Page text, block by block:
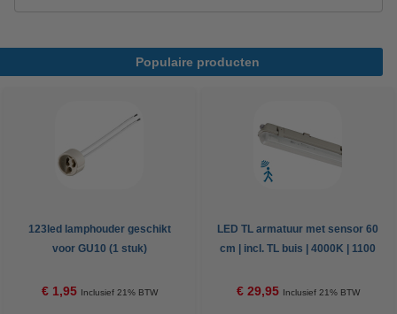
Populaire producten
123led lamphouder geschikt
voor GU10 (1 stuk)
€ 1,95 Inclusief 21% BTW
LED TL armatuur met sensor 60
cm | incl. TL buis | 4000K | 1100
€ 29,95 Inclusief 21% BTW